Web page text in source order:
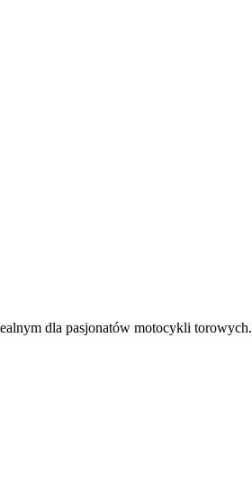
dla pasjonatów motocykli torowych.